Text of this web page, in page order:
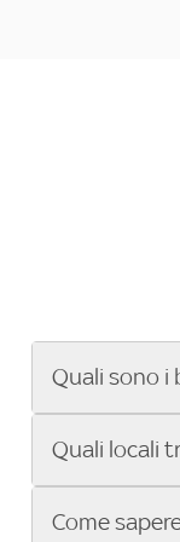
Quali sono i
Se cerchi un
ENILIVE, la
Sky Bar ti
Quali locali
Vuoi sapere
Come